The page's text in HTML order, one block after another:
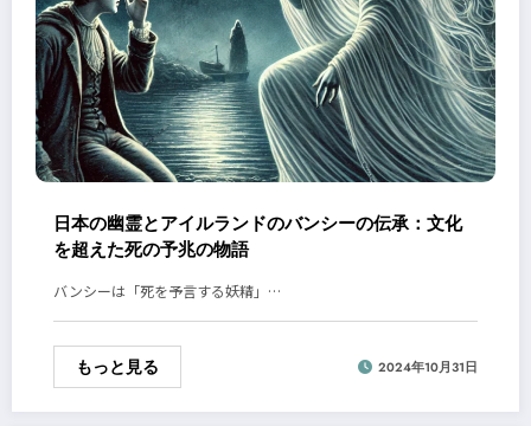
日本の幽霊とアイルランドのバンシーの伝承：文化
を超えた死の予兆の物語
バンシーは「死を予言する妖精」…
もっと見る 2024年10月31日